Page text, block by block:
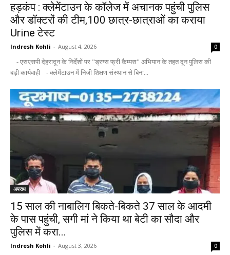
हड़कंप : क्लेमेंटाउन के कॉलेज में अचानक पहुंची पुलिस
और डॉक्टरों की टीम,100 छात्र-छात्राओं का कराया
Urine टेस्ट
Indresh Kohli - August 4, 2026 0
- एसएसपी देहरादून के निर्देशों पर "ड्रग्स फ्री कैम्पस" अभियान के तहत दून पुलिस की
बड़ी कार्यवाही - क्लेमेंटाउन में निजी शिक्षण संस्थान से बिना...
अपराध
15 साल की नाबालिग बिकते-बिकते 37 साल के आदमी
के पास पहुंची, सगी मां ने किया था बेटी का सौदा और
पुलिस में करा...
Indresh Kohli - August 3, 2026 0